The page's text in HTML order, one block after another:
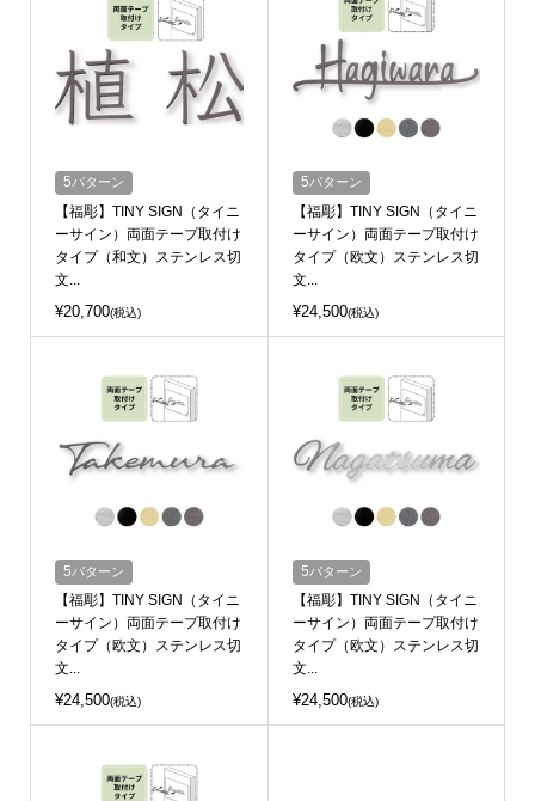
5パターン
【福彫】TINY SIGN（タイニ
ーサイン）両面テープ取付け
タイプ（和文）ステンレス切
文...
¥20,700(税込)
5パターン
【福彫】TINY SIGN（タイニ
ーサイン）両面テープ取付け
タイプ（欧文）ステンレス切
文...
¥24,500(税込)
5パターン
【福彫】TINY SIGN（タイニ
ーサイン）両面テープ取付け
タイプ（欧文）ステンレス切
文...
¥24,500(税込)
5パターン
【福彫】TINY SIGN（タイニ
ーサイン）両面テープ取付け
タイプ（欧文）ステンレス切
文...
¥24,500(税込)